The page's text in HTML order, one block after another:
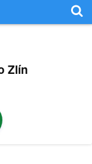
Zlín